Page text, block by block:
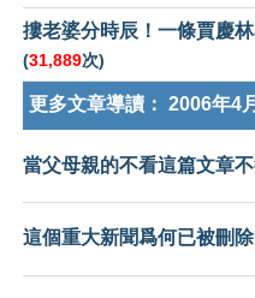
摟老婆分時辰！一條賈慶
(31,889次)
更多文章導讀： 2006年4
當父母親的不看這篇文章
這個重大新聞爲何已被刪除